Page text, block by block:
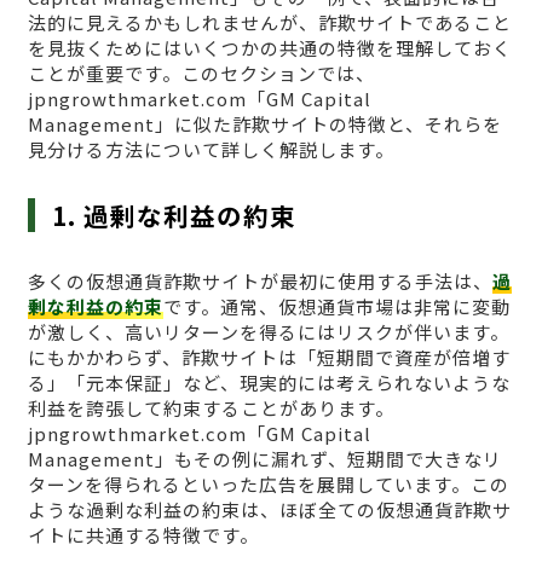
法的に見えるかもしれませんが、詐欺サイトであること
を見抜くためにはいくつかの共通の特徴を理解しておく
ことが重要です。このセクションでは、
jpngrowthmarket.com「GM Capital
Management」に似た詐欺サイトの特徴と、それらを
見分ける方法について詳しく解説します。
1. 過剰な利益の約束
多くの仮想通貨詐欺サイトが最初に使用する手法は、 過
剰な利益の約束です。通常、仮想通貨市場は非常に変動
が激しく、高いリターンを得るにはリスクが伴います。
にもかかわらず、詐欺サイトは「短期間で資産が倍増す
る」「元本保証」など、現実的には考えられないような
利益を誇張して約束することがあります。
jpngrowthmarket.com「GM Capital
Management」もその例に漏れず、短期間で大きなリ
ターンを得られるといった広告を展開しています。この
ような過剰な利益の約束は、ほぼ全ての仮想通貨詐欺サ
イトに共通する特徴です。